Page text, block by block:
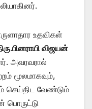
உதவிகள்
விஜயன்
அவரவரால்
மூலமாகவும்,
செய்திட வேண்டும்